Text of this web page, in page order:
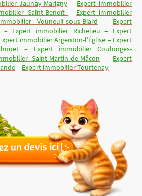
Jaunay-Marigny – Expert immobilier
Saint-Benoît– Expert immobilier
Vouneuil-sous-Biard – Expert
– Expert immobilier Richelieu– Expert
immobilier Argenton-l’Église – Expert
– Expert immobilier Coulonges-
Saint-Martin-de-Mâcon – Expert
– Expert immobilier Tourtenay